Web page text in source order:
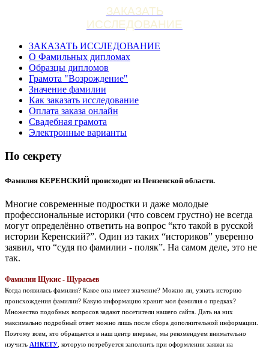
ЗАКАЗАТЬ
ИССЛЕДОВАНИЕ
ЗАКАЗАТЬ ИССЛЕДОВАНИЕ
О Фамильных дипломах
Образцы дипломов
Грамота "Возрождение"
Значение фамилии
Как заказать исследование
Оплата заказа онлайн
Свадебная грамота
Электронные варианты
По секрету
Фамилия КЕРЕНСКИЙ происходит из Пензенской области.
Многие современные подростки и даже молодые
профессиональные историки (что совсем грустно) не всегда
могут определённо ответить на вопрос “кто такой в русской
истории Керенский?”. Один из таких “историков” уверенно
заявил, что “судя по фамилии - поляк”. На самом деле, это не
так.
Фамилии Щукис - Щурасьев
Когда появилась фамилия? Какое она имеет значение? Можно ли, узнать историю
происхождения фамилии? Какую информацию хранит моя фамилия о предках?
Множество подобных вопросов задают посетители нашего сайта. Дать на них
максимально подробный ответ можно лишь после сбора дополнительной информации.
Поэтому всем, кто обращается в наш центр впервые, мы рекомендуем внимательно
изучить АНКЕТУ , которую потребуется заполнить при оформлении заявки на